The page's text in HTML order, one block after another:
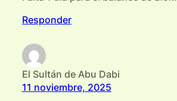
Responder
El Sultán de Abu Dabi
11 noviembre, 2025